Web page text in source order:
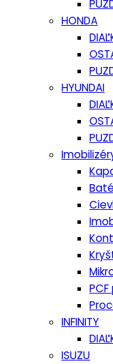
HONDA
HYUNDAI
INFINITY
ISUZU